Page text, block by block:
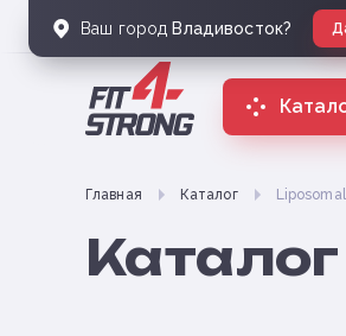
Владивосток
Главная Каталог
Каталог
Ваш город Владивосток?